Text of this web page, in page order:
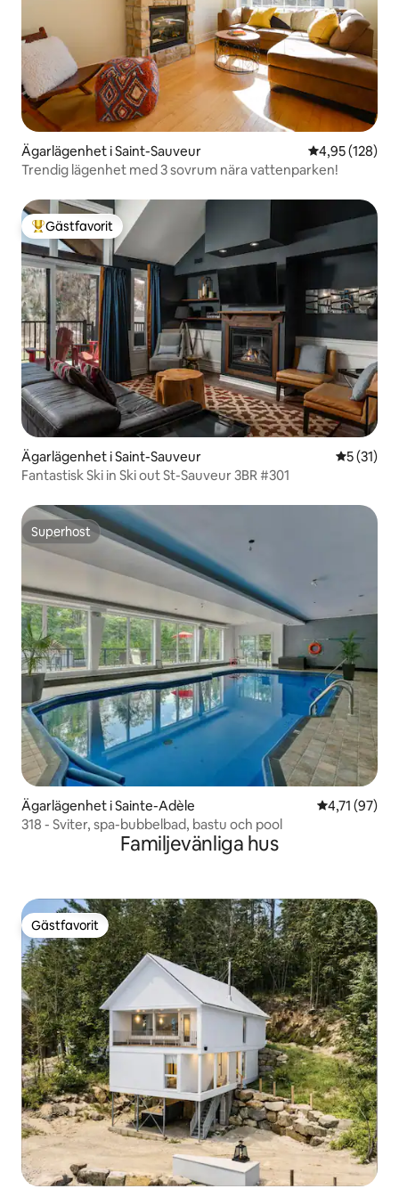
Ägarlägenhet i Saint-Sauveur 4,95 av 5 i
4,95 (128)
Trendig lägenhet med 3 sovrum nära vattenparken!
Populär gästfavorit
Gästfavorit
Ägarlägenhet i Saint-Sauveur 5 av 5 i
5 (31)
Fantastisk Ski in Ski out St-Sauveur 3BR #301
Superhost
Superhost
Ägarlägenhet i Sainte-Adèle 4,71 av 5 i
4,71 (97)
318 - Sviter, spa-bubbelbad, bastu och pool
Familjevänliga hus
Gästfavorit
Gästfavorit